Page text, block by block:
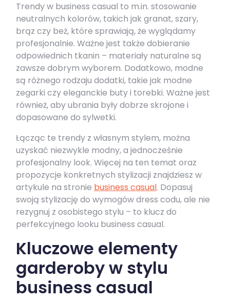
Trendy w business casual to m.in. stosowanie
neutralnych kolorów, takich jak granat, szary,
brąz czy beż, które sprawiają, że wyglądamy
profesjonalnie. Ważne jest także dobieranie
odpowiednich tkanin – materiały naturalne są
zawsze dobrym wyborem. Dodatkowo, modne
są różnego rodzaju dodatki, takie jak modne
zegarki czy eleganckie buty i torebki. Ważne jest
również, aby ubrania były dobrze skrojone i
dopasowane do sylwetki.
Łącząc te trendy z własnym stylem, można
uzyskać niezwykle modny, a jednocześnie
profesjonalny look. Więcej na ten temat oraz
propozycje konkretnych stylizacji znajdziesz w
artykule na stronie business casual. Dopasuj
swoją stylizację do wymogów dress codu, ale nie
rezygnuj z osobistego stylu – to klucz do
perfekcyjnego looku business casual.
Kluczowe elementy
garderoby w stylu
business casual